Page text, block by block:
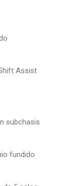
Assist
subchasis
fundido